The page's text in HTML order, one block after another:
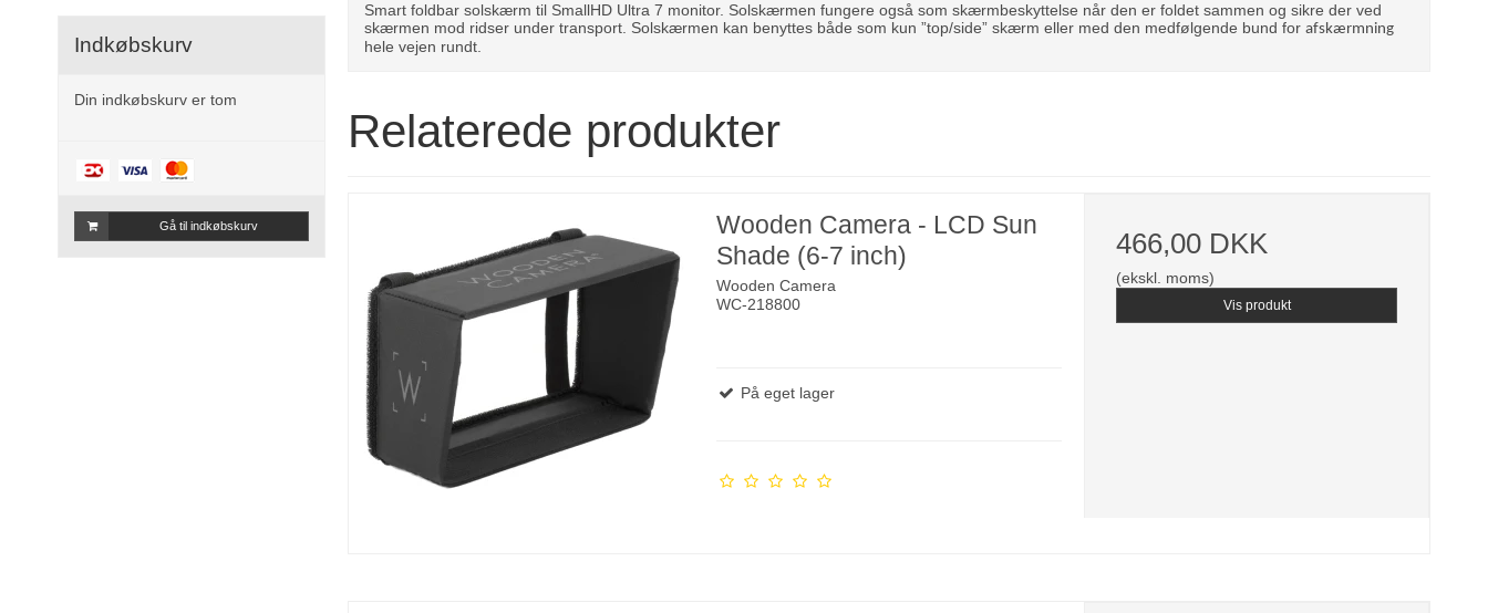
Indkøbskurv
Din indkøbskurv er tom
Gå til indkøbskurv
Smart foldbar solskærm til SmallHD Ultra 7 monitor. Solskærmen fungere også som skærmbeskyttelse når den er foldet sammen og sikre der ved
skærmen mod ridser under transport. Solskærmen kan benyttes både som kun ”top/side” skærm eller med den medfølgende bund forafskærmning
hele vejen rundt.
Relaterede produkter
Wooden Camera - LCD Sun
Shade (6-7 inch)
Wooden Camera
WC-218800
På eget lager
466,00 DKK
(ekskl. moms)
Vis produkt